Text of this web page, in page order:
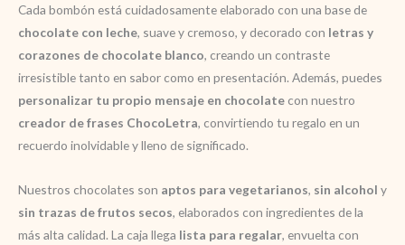
Cada bombón está cuidadosamente elaborado con una base de
chocolate con leche, suave y cremoso, y decorado con letras y
corazones de chocolate blanco, creando un contraste
irresistible tanto en sabor como en presentación. Además, puedes
personalizar tu propio mensaje en chocolate con nuestro
creador de frases ChocoLetra, convirtiendo tu regalo en un
recuerdo inolvidable y lleno de significado.
Nuestros chocolates son aptos para vegetarianos, sin alcohol y
sin trazas de frutos secos, elaborados con ingredientes de la
más alta calidad. La caja llega lista para regalar, envuelta con